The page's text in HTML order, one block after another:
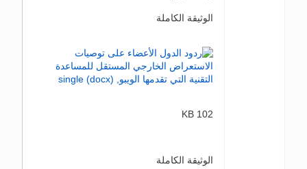
الوثيقة الكاملة
102 KB
الوثيقة الكاملة